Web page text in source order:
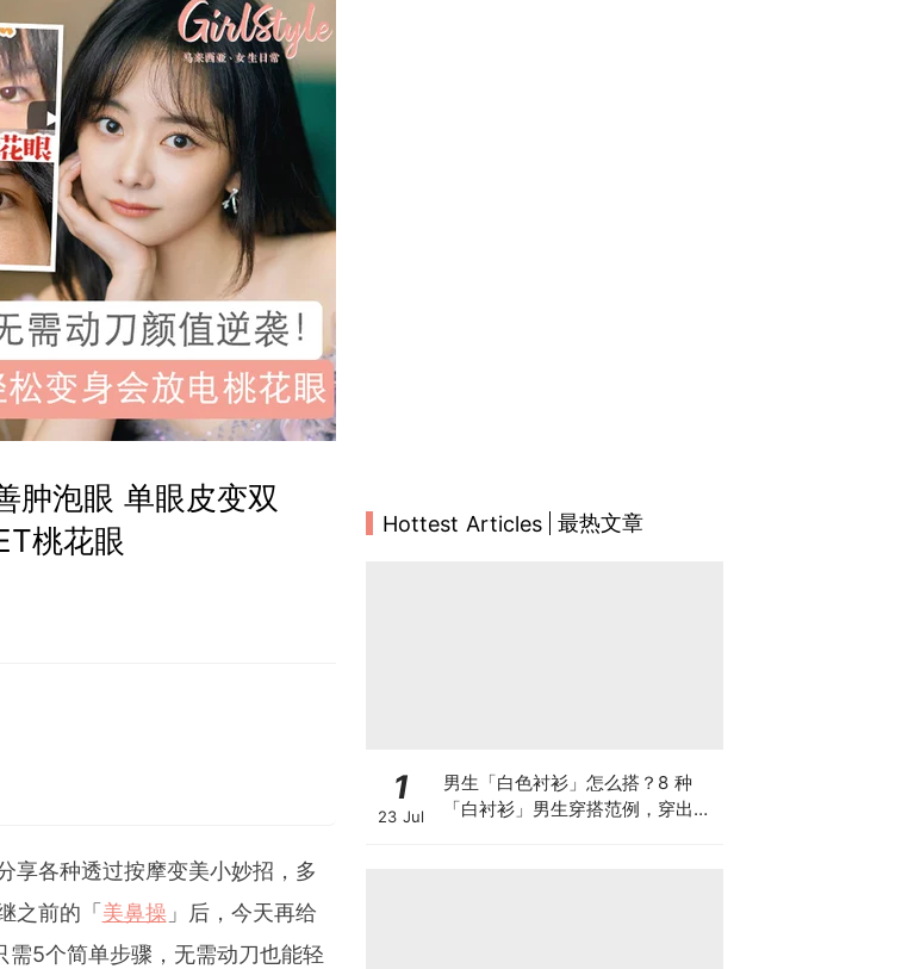
肿泡眼 单眼皮变双
桃花眼
享各种透过按摩变美小妙招，多
之前的「 美鼻操」后，今天再给
需5个简单步骤，无需动刀也能轻
Hottest Articles 最热文章
1
23 Jul
男生「白色衬衫」怎么搭？8 种
「白衬衫」男生穿搭范例，穿出干